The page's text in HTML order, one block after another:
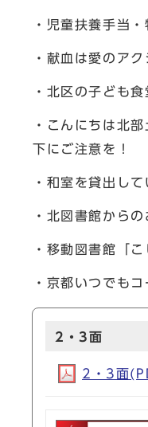
・児童扶養手当
・献血は愛のア
・北区の子ども食
・こんにちは北
下にご注意を！
・和室を貸出して
・北図書館から
・移動図書館「
・京都いつでもコ
2・3面
2・3面